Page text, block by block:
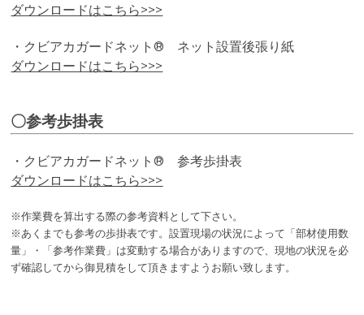
ダウンロードはこちら>>>
・クビアカガードネット® ネット設置後張り紙
ダウンロードはこちら>>>
〇参考歩掛表
・クビアカガードネット® 参考歩掛表
ダウンロードはこちら>>>
※作業費を算出する際の参考資料として下さい。
※あくまでも参考の歩掛表です。設置現場の状況によって「部材使用数
量」・「参考作業費」は変動する場合がありますので、現地の状況を必
ず確認してから御見積をして頂きますようお願い致します。